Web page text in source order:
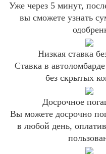
Уже через 5 минут,
вы сможете узнать
Низкая ставка
Ставка в
без скрытых
Досрочное
Вы можете досрочно
в любой день,